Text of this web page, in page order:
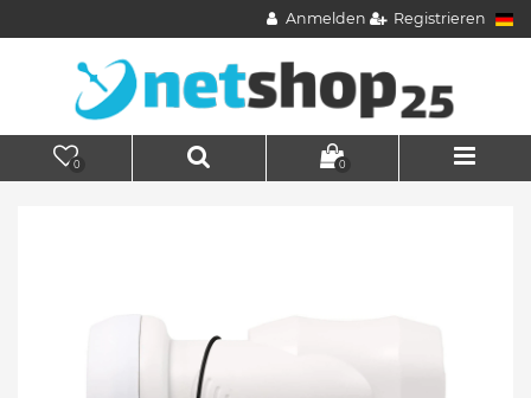
Anmelden Registrieren
0 0